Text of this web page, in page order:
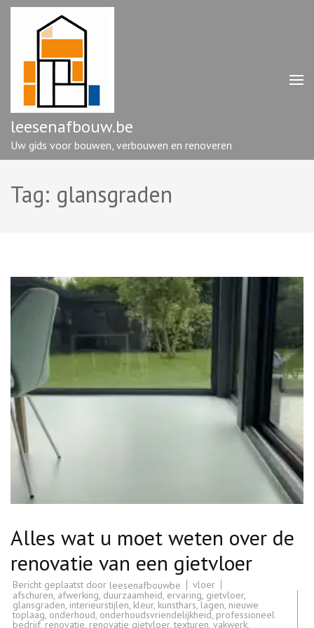
Ga
enter)
leesenafbouw.be
Uw gids voor bouwen, verbouwen en renoveren
Tag: glansgraden
Alles wat u moet weten over de
renovatie van een gietvloer
Bericht geplaatst door leesenafbouwbe
vloer
afschuren, afwerking, duurzaamheid, ervaring, gietvloer,
glansgraden, interieurstijlen, kleur, kunsthars,lagen, nieuwe
toplaag, onderhoud, onderhoudsvriendelijkheid, professioneel
bedrijf,renovatie, renovatie gietvloer,texturen, vakwerk,